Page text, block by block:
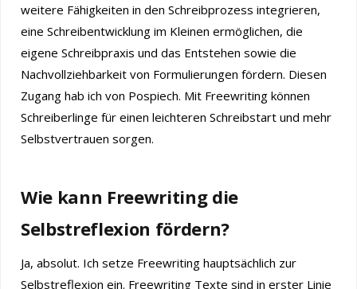
weitere Fähigkeiten in den Schreibprozess integrieren,
eine Schreibentwicklung im Kleinen ermöglichen, die
eigene Schreibpraxis und das Entstehen sowie die
Nachvollziehbarkeit von Formulierungen fördern. Diesen
Zugang hab ich von Pospiech. Mit Freewriting können
Schreiberlinge für einen leichteren Schreibstart und mehr
Selbstvertrauen sorgen.
Wie kann Freewriting die
Selbstreflexion fördern?
Ja, absolut. Ich setze Freewriting hauptsächlich zur
Selbstreflexion ein. Freewriting Texte sind in erster Linie